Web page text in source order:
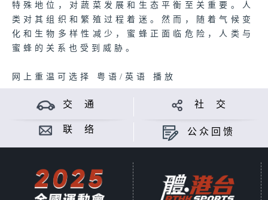
特殊地位，对蔬菜发展和生态平衡至关重要。人
类对其组织和繁殖过程着迷。然而，随着气候变
化和生物多样性减少，蜜蜂正面临危险，人类与
蜜蜂的关系也受到威胁。
网上重温可选择 粤语/英语 播放
交 通 社 交
联 络 公众回馈